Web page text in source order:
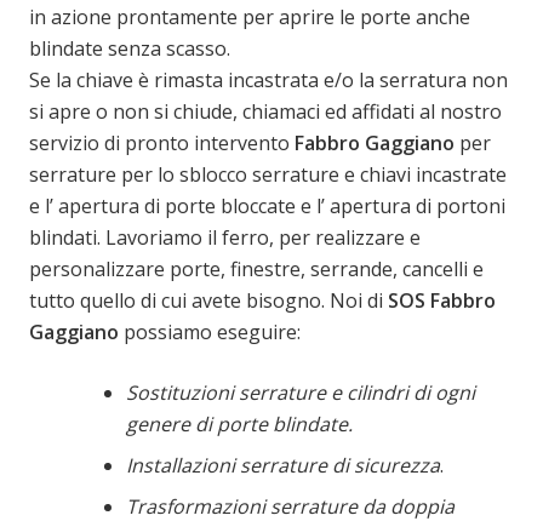
in azione prontamente per aprire le porte anche
blindate senza scasso.
Se la chiave è rimasta incastrata e/o la serratura non
si apre o non si chiude, chiamaci ed affidati al nostro
servizio di pronto intervento Fabbro Gaggiano per
serrature per lo sblocco serrature e chiavi incastrate
e l’ apertura di porte bloccate e l’ apertura di portoni
blindati. Lavoriamo il ferro, per realizzare e
personalizzare porte, finestre, serrande, cancelli e
tutto quello di cui avete bisogno. Noi di SOS Fabbro
Gaggiano possiamo eseguire:
Sostituzioni serrature e cilindri di ogni
genere di porte blindate.
Installazioni serrature di sicurezza.
Trasformazioni serrature da doppia